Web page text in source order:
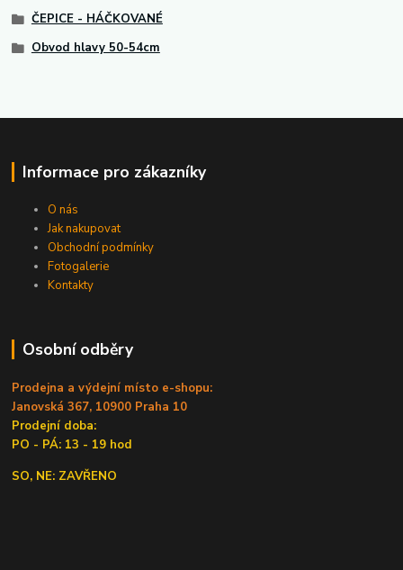
ČEPICE - HÁČKOVANÉ
Obvod hlavy 50-54cm
Informace pro zákazníky
O nás
Jak nakupovat
Obchodní podmínky
Fotogalerie
Kontakty
Osobní odběry
Prodejna a výdejní místo e-shopu:
Janovská 367, 10900 Praha 10
Prodejní doba:
PO - PÁ: 13 - 19 hod
SO, NE: ZAVŘENO